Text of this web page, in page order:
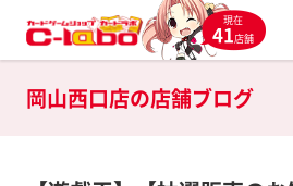
現在
41店舗
岡山西口店の店舗ブログ